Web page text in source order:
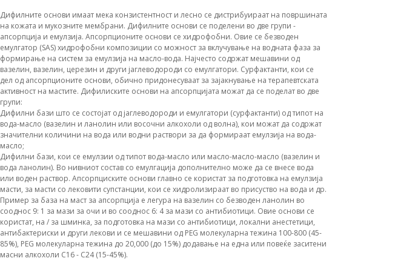
Дифилните основи имаат мека конзистентност и лесно се дистрибуираат на површината
на кожата и мукозните мембрани. Дифилните основи се поделени во две групи -
апсорпција и емулзија. Апсорпционите основи се хидрофобни. Овие се безводен
емулгатор (SAS) хидрофобни композиции со можност за вклучување на водната фаза за
формирање на систем за емулзија на масло-вода. Најчесто содржат мешавини од
вазелин, вазелин, церезин и други јаглеводороди со емулгатори. Сурфактанти, кои се
дел од апсорпционите основи, обично придонесуваат за зајакнување на терапевтската
активност на мастите. Дифилиските основи на апсорпцијата можат да се поделат во две
групи:
Дифилни бази што се состојат од јаглеводороди и емулгатори (сурфактанти) од типот на
вода-масло (вазелин и ланолин или восочни алкохоли од волна), кои можат да содржат
значителни количини на вода или водни раствори за да формираат емулзија на вода-
масло;
Дифилни бази, кои се емулзии од типот вода-масло или масло-масло-масло (вазелин и
вода ланолин). Во нивниот состав со емулгација дополнително може да се внесе вода
или воден раствор. Апсорпциските основи главно се користат за подготовка на емулзија
масти, за масти со лековити супстанции, кои се хидролизираат во присуство на вода и др.
Пример за база на маст за апсорпција е легура на вазелин со безводен ланолин во
сооднос 9: 1 за мази за очи и во сооднос 6: 4 за мази со антибиотици. Овие основи се
користат, на / за шминка, за подготовка на мази со антибиотици, локални анестетици,
антибактериски и други лекови и се мешавини од PEG молекуларна тежина 100-800 (45-
85%), PEG молекуларна тежина до 20,000 (до 15%) додавање на една или повеќе заситени
масни алкохоли C16 - C24 (15-45%).